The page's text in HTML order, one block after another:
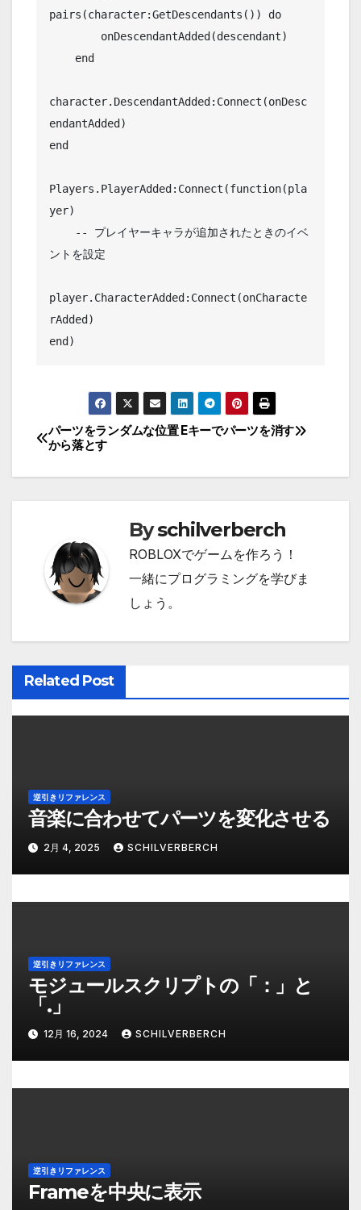
pairs(character:GetDescendants()) do
character.DescendantAdded:Connect(onDesc
endantAdded)
end
Players.PlayerAdded:Connect(function(pla
yer)
ントを設定
player.CharacterAdded:Connect(onCharacte
rAdded)
end)
投
稿
ビ
ゲ
ー
シ
ョ
ン
Eキーでパーツを消す
パーツをランダムな位置
から落とす
Byschilverberch
ROBLOXでゲームを作ろう！
一緒にプログラミングを学びま
しょう。
Related Post
逆引きリファレンス
音楽に合わせてパーツを変化させる
2月 4, 2025 SCHILVERBERCH
逆引きリファレンス
モジュールスクリプトの「：」と
「.」
12月 16, 2024 SCHILVERBERCH
逆引きリファレンス
Frameを中央に表示